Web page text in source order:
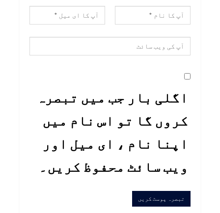
اگلی بار جب میں تبصرہ
کروں گا تو اس نام میں
اپنا نام ، ای میل اور
ویب سائٹ محفوظ کریں۔